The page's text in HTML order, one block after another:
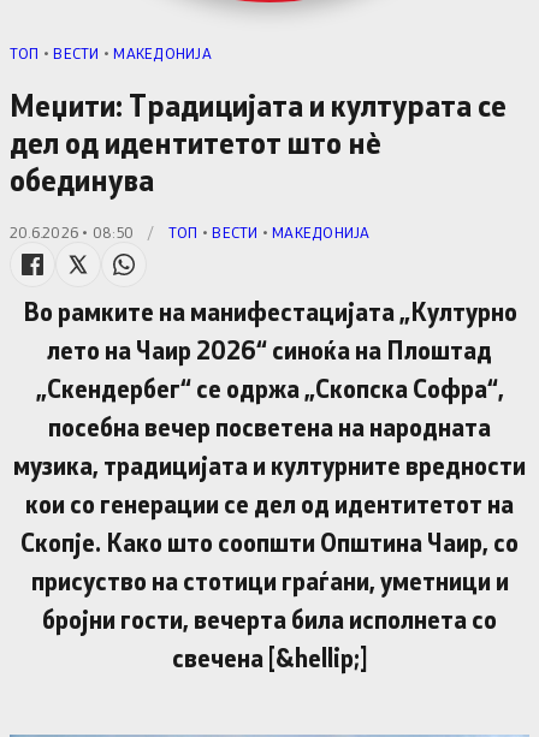
TОП •ВЕСТИ •МАКЕДОНИЈА
Меџити: Традицијата и културата се
дел од идентитетот што нѐ
обединува
20.6.2026 • 08:50 / TОП •ВЕСТИ •МАКЕДОНИЈА
Во рамките на манифестацијата „Културно
лето на Чаир 2026“ синоќа на Плоштад
„Скендербег“ се одржа „Скопска Софра“,
посебна вечер посветена на народната
музика, традицијата и културните вредности
кои со генерации се дел од идентитетот на
Скопје. Како што соопшти Општина Чаир, со
присуство на стотици граѓани, уметници и
бројни гости, вечерта била исполнета со
свечена [&hellip;]